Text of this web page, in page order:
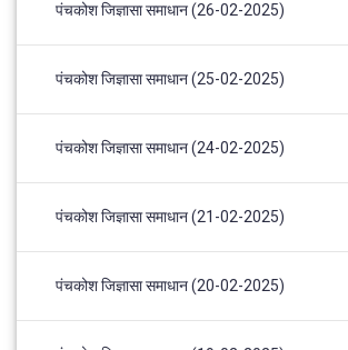
पंचकोश जिज्ञासा समाधान (26-02-2025)
पंचकोश जिज्ञासा समाधान (25-02-2025)
पंचकोश जिज्ञासा समाधान (24-02-2025)
पंचकोश जिज्ञासा समाधान (21-02-2025)
पंचकोश जिज्ञासा समाधान (20-02-2025)